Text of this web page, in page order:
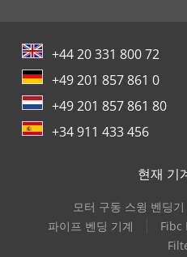
+44 20 331 800 72
+49 201 857 861 0
+49 201 857 861 80
+34 911 433 456
현재 기
모터 구동 스윙 벤딩
파이프 벤딩 기계
Fibc